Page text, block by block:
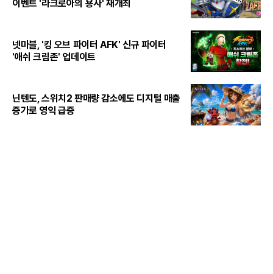
이벤트 '라크로아의 용사' 재개최
넷마블, '킹 오브 파이터 AFK' 신규 파이터
'애쉬 크림존' 업데이트
닌텐도, 스위치2 판매량 감소에도 디지털 매출
증가로 영익 급증